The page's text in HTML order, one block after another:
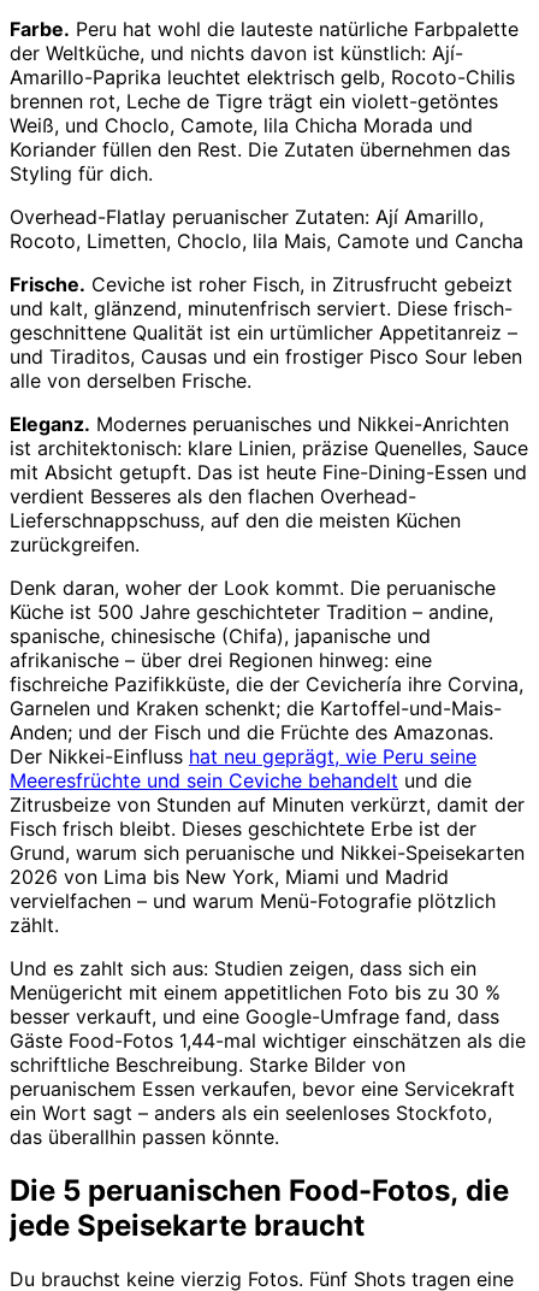
Farbe. Peru hat wohl die lauteste natürliche Farbpalette
der Weltküche, und nichts davon ist künstlich: Ají-
Amarillo-Paprika leuchtet elektrisch gelb, Rocoto-Chilis
brennen rot, Leche de Tigre trägt ein violett-getöntes
Weiß, und Choclo, Camote, lila Chicha Morada und
Koriander füllen den Rest. Die Zutaten übernehmen das
Styling für dich.
Overhead-Flatlay peruanischer Zutaten: Ají Amarillo,
Rocoto, Limetten, Choclo, lila Mais, Camote und Cancha
Frische. Ceviche ist roher Fisch, in Zitrusfrucht gebeizt
und kalt, glänzend, minutenfrisch serviert. Diese frisch-
geschnittene Qualität ist ein urtümlicher Appetitanreiz –
und Tiraditos, Causas und ein frostiger Pisco Sour leben
alle von derselben Frische.
Eleganz. Modernes peruanisches und Nikkei-Anrichten
ist architektonisch: klare Linien, präzise Quenelles, Sauce
mit Absicht getupft. Das ist heute Fine-Dining-Essen und
verdient Besseres als den flachen Overhead-
Lieferschnappschuss, auf den die meisten Küchen
zurückgreifen.
Denk daran, woher der Look kommt. Die peruanische
Küche ist 500 Jahre geschichteter Tradition – andine,
spanische, chinesische (Chifa), japanische und
afrikanische – über drei Regionen hinweg: eine
fischreiche Pazifikküste, die der Cevichería ihre Corvina,
Garnelen und Kraken schenkt; die Kartoffel-und-Mais-
Anden; und der Fisch und die Früchte des Amazonas.
Der Nikkei-Einfluss hat neu geprägt, wie Peru seine
Meeresfrüchte und sein Ceviche behandelt und die
Zitrusbeize von Stunden auf Minuten verkürzt, damit der
Fisch frisch bleibt. Dieses geschichtete Erbe ist der
Grund, warum sich peruanische und Nikkei-Speisekarten
2026 von Lima bis New York, Miami und Madrid
vervielfachen – und warum Menü-Fotografie plötzlich
zählt.
Und es zahlt sich aus: Studien zeigen, dass sich ein
Menügericht mit einem appetitlichen Foto bis zu 30 %
besser verkauft, und eine Google-Umfrage fand, dass
Gäste Food-Fotos 1,44-mal wichtiger einschätzen als die
schriftliche Beschreibung. Starke Bilder von
peruanischem Essen verkaufen, bevor eine Servicekraft
ein Wort sagt – anders als ein seelenloses Stockfoto,
das überallhin passen könnte.
Die 5 peruanischen Food-Fotos, die
jede Speisekarte braucht
Du brauchst keine vierzig Fotos. Fünf Shots tragen eine